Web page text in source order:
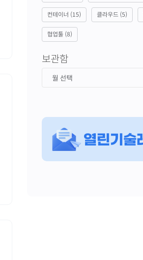
컨테이너 (15) 클라우드 (5)
협업툴 (8)
보관함